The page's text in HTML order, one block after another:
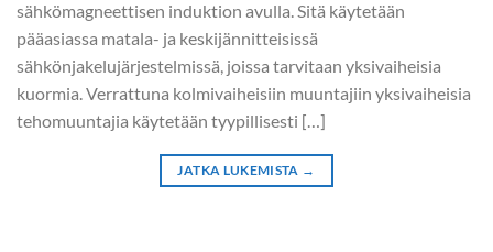
sähkömagneettisen induktion avulla. Sitä käytetään
pääasiassa matala- ja keskijännitteisissä
sähkönjakelujärjestelmissä, joissa tarvitaan yksivaiheisia
kuormia. Verrattuna kolmivaiheisiin muuntajiin yksivaiheisia
tehomuuntajia käytetään tyypillisesti […]
JATKA LUKEMISTA →